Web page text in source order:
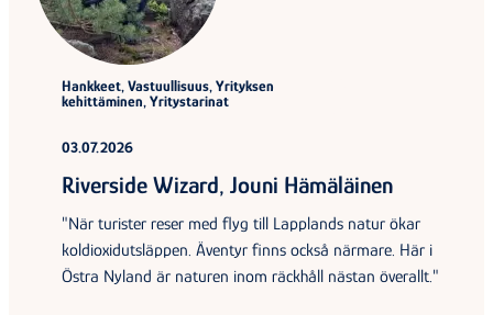
Hankkeet, Vastuullisuus, Yrityksen
kehittäminen, Yritystarinat
03.07.2026
Riverside Wizard, Jouni Hämäläinen
"När turister reser med flyg till Lapplands natur ökar
koldioxidutsläppen. Äventyr finns också närmare. Här i
Östra Nyland är naturen inom räckhåll nästan överallt."